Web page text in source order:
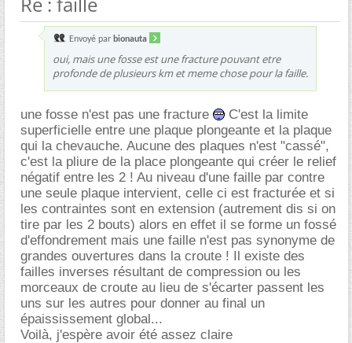
Envoyé par bionauta
oui, mais une fosse est une fracture pouvant etre
profonde de plusieurs km et meme chose pour la faille.
une fosse n'est pas une fracture
C'est la limite
superficielle entre une plaque plongeante et la plaque
qui la chevauche. Aucune des plaques n'est "cassé",
c'est la pliure de la place plongeante qui créer le relief
négatif entre les 2 ! Au niveau d'une faille par contre
une seule plaque intervient, celle ci est fracturée et si
les contraintes sont en extension (autrement dis si on
tire par les 2 bouts) alors en effet il se forme un fossé
d'effondrement mais une faille n'est pas synonyme de
grandes ouvertures dans la croute ! Il existe des
failles inverses résultant de compression ou les
morceaux de croute au lieu de s'écarter passent les
uns sur les autres pour donner au final un
épaississement global...
Voilà, j'espère avoir été assez claire